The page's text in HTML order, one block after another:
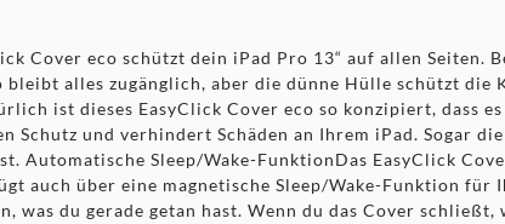
Cover eco schützt dein iPad Pro 13“ auf allen
bleibt alles zugänglich, aber die dünne Hülle schützt die
ist dieses EasyClick Cover eco so konzipiert, dass
Schutz und verhindert Schäden an Ihrem iPad. Sogar
Automatische Sleep/Wake-FunktionDas EasyClick
auch über eine magnetische Sleep/Wake-Funktion
was du gerade getan hast. Wenn du das Cover